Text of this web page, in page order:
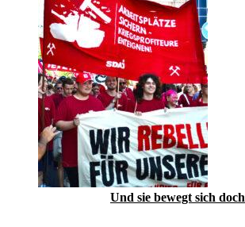
Und sie bewegt sich doch